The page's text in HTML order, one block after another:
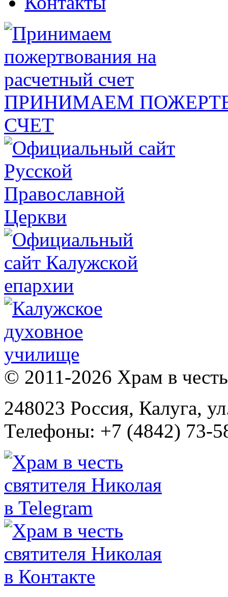
ПРИНИМАЕМ
СЧЕТ
© 2011-2026 Храм в честь
248023 Россия, Калуга,
Телефоны: +7 (4842) 73-